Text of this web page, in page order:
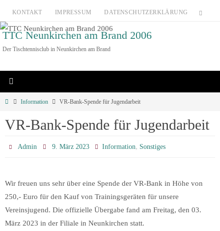
Zum
Inhalt
springen
KONTAKT IMPRESSUM DATENSCHUTZERKLÄRUNG
TTC Neunkirchen am Brand 2006
Der Tischtennisclub in Neunkirchen am Brand
HomeInformation VR-Bank-Spende für Jugendarbeit
VR-Bank-Spende für Jugendarbeit
Admin 9. März 2023 Information, Sonstiges
Wir freuen uns sehr über eine Spende der VR-Bank in Höhe von
250,- Euro für den Kauf von Trainingsgeräten für unsere
Vereinsjugend. Die offizielle Übergabe fand am Freitag, den 03.
März 2023 in der Filiale in Neunkirchen statt.